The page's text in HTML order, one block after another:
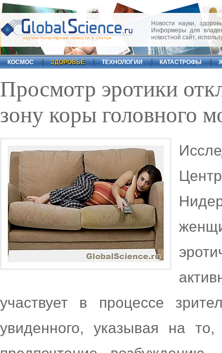
научно-популярные новости и статьи
Новости науки,
Информеры для
новостной сайт,
КОСМОС ЗДОРОВЬЕ ТЕХНОЛОГИИ КАТАСТРОФЫ
Просмотр эротики
зону коры головного
участвует в процессе
увиденного, указывая на